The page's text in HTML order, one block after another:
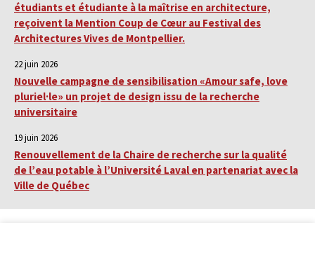
étudiants et étudiante à la maîtrise en architecture,
reçoivent la Mention Coup de Cœur au Festival des
Architectures Vives de Montpellier.
22 juin 2026
Nouvelle campagne de sensibilisation «Amour safe, love
pluriel·le» un projet de design issu de la recherche
universitaire
19 juin 2026
Renouvellement de la Chaire de recherche sur la qualité
de l’eau potable à l’Université Laval en partenariat avec la
Ville de Québec